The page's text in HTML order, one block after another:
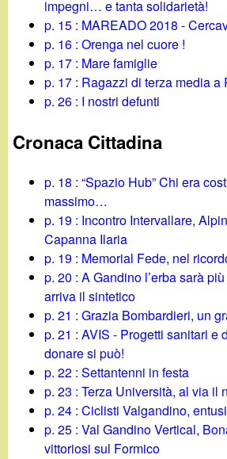
impegni… e tanta solidarietà!
p. 15 : MAREADO 2018 -
p. 16 : Orenga nel cuore !
p. 17 : Mare famiglie
p. 17 : Ragazzi di terza media a
p. 26 : I nostri defunti
Cronaca Cittadina
p. 18 : “Spazio Hub” Chi era
massimo…
p. 19 : Incontro Intervallare,
Capanna Ilaria
p. 19 : Memorial Fede, nel
p. 20 : A Gandino l’erba sarà
arriva il sintetico
p. 21 : Grazia Bombardieri, un
p. 21 : AVIS - Progetti sanitari e
donare si può!
p. 22 : Settantenni in festa
p. 23 : Terza Università, al via il
p. 24 : Ciclisti Valgandino,
p. 25 : Val Gandino Vertical,
vittoriosi sul Formico